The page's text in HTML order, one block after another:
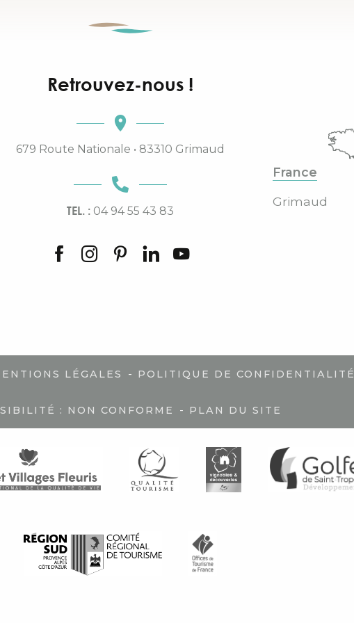
Retrouvez-nous !
679 Route Nationale • 83310 Grimaud
TEL. : 04 94 55 43 83
France
Grimaud
LÉGALES - POLITIQUE DE CONFIDENTIALITÉ
: NON CONFORME - PLAN DU SITE